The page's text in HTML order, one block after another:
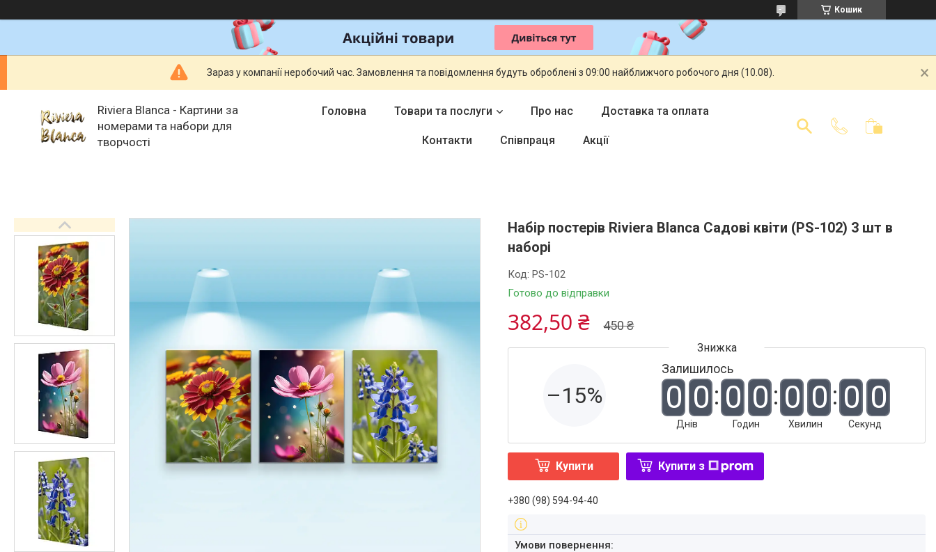
Кошик
Зараз у компанії неробочий час. Замовлення та повідомлення будуть оброблені з 09:00 найближчого робочого дня (10.08).
Riviera Blanca - Картини за
номерами та набори для
творчості
Головна Товари та послуги Про нас Доставка та оплата
Контакти Співпраця Акції
Набір постерів Riviera Blanca Садові квіти (PS-102) 3 шт в
наборі
Готово до відправки
Код:PS-102
450 ₴
382,50 ₴
–15%
Залишилось
0 0
Днів
0 0
Годин
0 0
Хвилин
0 0
Секунд
Купити Купити з
+380 (98) 594-94-40